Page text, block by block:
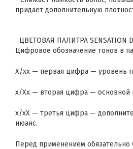
придает дополнительную
ЦВЕТОВАЯ ПАЛИТРА SENSATION
Цифровое обозначение тонов в
Х/хх — первая цифра — уровень
х/Хх — вторая цифра — основной
х/хХ — третья цифра —
нюанс.
Перед применением